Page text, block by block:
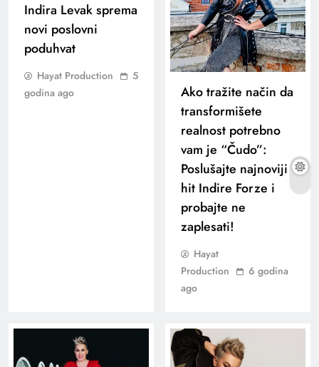
Indira Levak sprema
novi poslovni
poduhvat
Hayat Production
5
godina ago
Ako tražite način da
transformišete
realnost potrebno
vam je “Čudo”:
Poslušajte najnoviji
hit Indire Forze i
probajte ne
zaplesati!
Hayat
Production
6 godina
ago